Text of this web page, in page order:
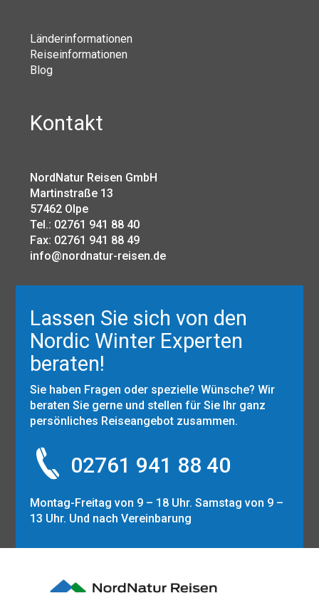
Länderinformationen
Reiseinformationen
Blog
Kontakt
NordNatur Reisen GmbH
Martinstraße 13
57462 Olpe
Tel.: 02761 941 88 40
Fax: 02761 941 88 49
info@nordnatur-reisen.de
Lassen Sie sich von den
Nordic Winter Experten
beraten!
Sie haben Fragen oder spezielle Wünsche? Wir
beraten Sie gerne und stellen für Sie Ihr ganz
persönliches Reiseangebot zusammen.
02761 941 88 40
Montag-Freitag von 9 – 18 Uhr. Samstag von 9 –
13 Uhr. Und nach Vereinbarung